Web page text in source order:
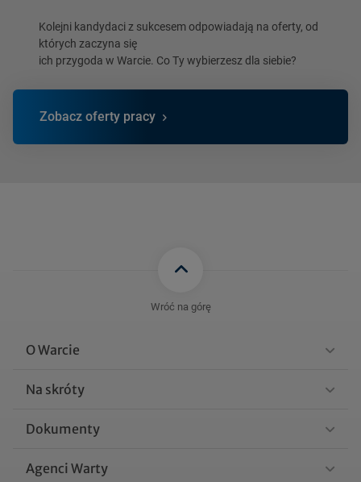
Kolejni kandydaci z sukcesem odpowiadają na oferty, od
których zaczyna się
ich przygoda w Warcie. Co Ty wybierzesz dla siebie?
Zobacz oferty pracy
Wróć na górę
O Warcie
Na skróty
Dokumenty
Agenci Warty